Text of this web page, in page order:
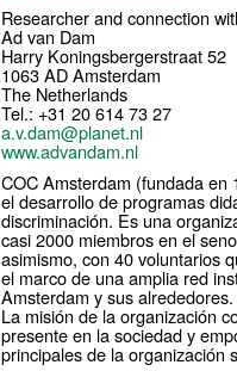
Researcher and connection
Ad van Dam
Harry Koningsbergerstraat 52
1063 AD Amsterdam
The Netherlands
Tel.: +31 20 614 73 27
a.v.dam@planet.nl
www.advandam.nl
COC Amsterdam (fundada en
el desarrollo de programas
discriminación. Es una
casi 2000 miembros en el
asimismo, con 40 voluntarios
el marco de una amplia red
Amsterdam y sus alrededores.
La misión de la organización
presente en la sociedad y
principales de la organización